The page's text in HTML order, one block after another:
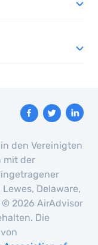
den Vereinigten
mit der
Delaware,
© 2026 AirAdvisor
Die